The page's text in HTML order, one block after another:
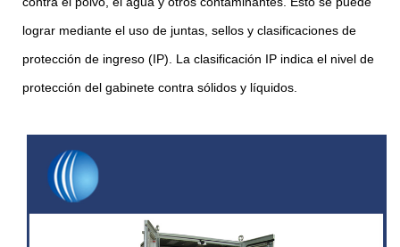
lograr mediante el uso de juntas, sellos y clasificaciones de
protección de ingreso (IP). La clasificación IP indica el nivel de
protección del gabinete contra sólidos y líquidos.